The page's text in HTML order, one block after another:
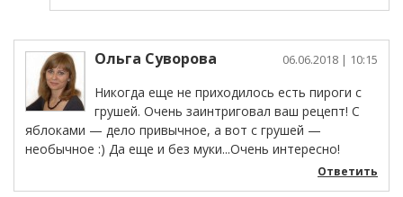
Ольга Суворова 06.06.2018 | 10:15
Никогда еще не приходилось есть пироги с
грушей. Очень заинтриговал ваш рецепт! С
яблоками — дело привычное, а вот с грушей —
необычное :) Да еще и без муки...Очень интересно!
Ответить